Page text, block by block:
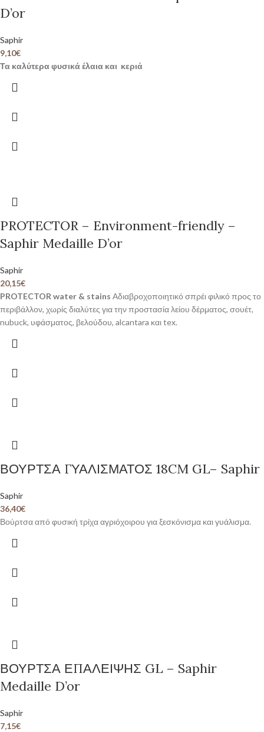
D’or
Saphir
9,10€
Τα καλύτερα φυσικά έλαια και κεριά
PROTECTOR – Environment-friendly –
Saphir Medaille D’or
Saphir
20,15€
PROTECTOR water & stains Αδιαβροχοποιητικό σπρέι φιλικό προς το
περιβάλλον, χωρίς διαλύτες για την προστασία λείου δέρματος, σουέτ,
nubuck, υφάσματος, βελούδου, alcantara και tex.
ΒΟΥΡΤΣΑ ΓΥΑΛΙΣΜΑΤΟΣ 18CM GL– Saphir
Saphir
36,40€
Βούρτσα από φυσική τρίχα αγριόχοιρου για ξεσκόνισμα και γυάλισμα.
ΒΟΥΡΤΣΑ ΕΠΑΛΕΙΨΗΣ GL – Saphir
Medaille D’or
Saphir
7,15€